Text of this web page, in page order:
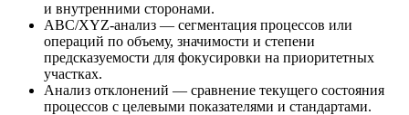
и внутренними сторонами.
ABC/XYZ-анализ — сегментация процессов или
операций по объему, значимости и степени
предсказуемости для фокусировки на приоритетных
участках.
Анализ отклонений — сравнение текущего состояния
процессов с целевыми показателями и стандартами.